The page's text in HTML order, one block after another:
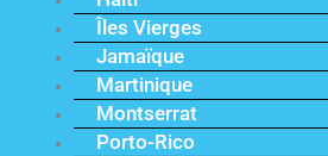
Îles Vierges
Jamaïque
Martinique
Montserrat
Porto-Rico